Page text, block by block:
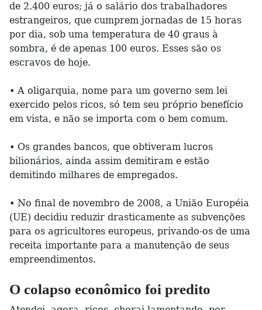
de 2.400 euros; já o salário dos trabalhadores
estrangeiros, que cumprem jornadas de 15 horas
por dia, sob uma temperatura de 40 graus à
sombra, é de apenas 100 euros. Esses são os
escravos de hoje.
• A oligarquia, nome para um governo sem lei
exercido pelos ricos, só tem seu próprio benefício
em vista, e não se importa com o bem comum.
• Os grandes bancos, que obtiveram lucros
bilionários, ainda assim demitiram e estão
demitindo milhares de empregados.
• No final de novembro de 2008, a União Européia
(UE) decidiu reduzir drasticamente as subvenções
para os agricultores europeus, privando-os de uma
receita importante para a manutenção de seus
empreendimentos.
O colapso econômico foi predito